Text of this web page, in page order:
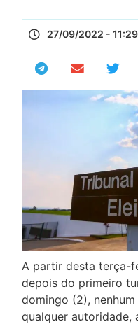
27/09/2022 - 11:29
A partir desta terça-
depois do primeiro
domingo (2),
qualquer autoridade,